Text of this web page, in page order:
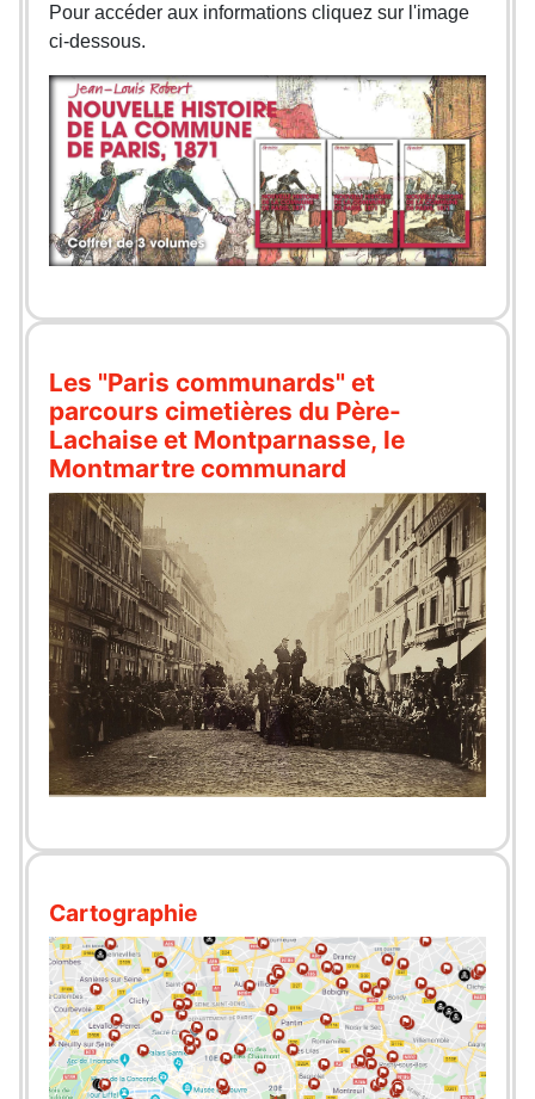
Pour accéder aux informations cliquez sur l'image
ci-dessous.
Les "Paris communards" et
parcours cimetières du Père-
Lachaise et Montparnasse, le
Montmartre communard
Cartographie